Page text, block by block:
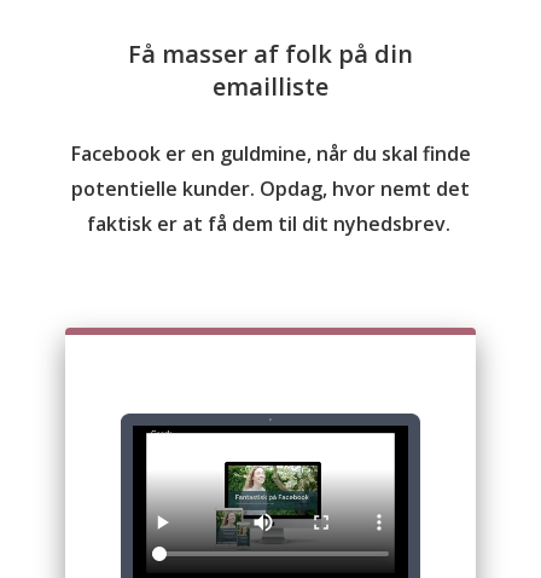
Få masser af folk på din
emailliste
Facebook er en guldmine, når du skal finde
potentielle kunder. Opdag, hvor nemt det
faktisk er at få dem til dit nyhedsbrev.